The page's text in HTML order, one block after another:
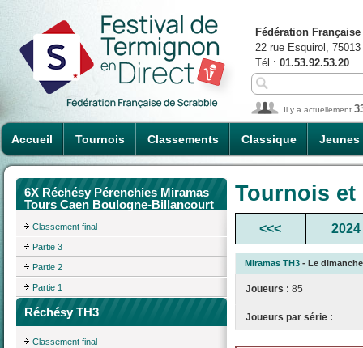
Accueil Tournois Classements Classique Jeunes
Fédération
22 rue Esquirol,
Tél : 01.53.92.53.20
Il y a actuellement
6X Réchésy Pérenchies Miramas
Tours Caen Boulogne-Billancourt
Classement final
Partie 3
Partie 2
Partie 1
Réchésy TH3
Classement final
Tournois
<<< 2024
Miramas TH3 - Le
Joueurs : 85
Joueurs par série :